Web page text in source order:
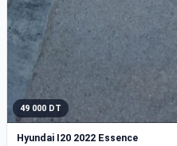
49 000 DT
Hyundai I20 2022 Essence